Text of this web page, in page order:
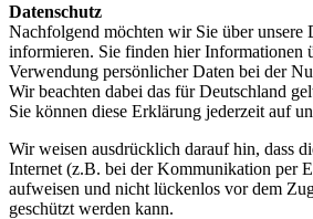
Datenschutz
Nachfolgend möchten wir Sie über unsere
informieren. Sie finden hier Informationen
Verwendung persönlicher Daten bei der
Wir beachten dabei das für Deutschland
Sie können diese Erklärung jederzeit auf
Wir weisen ausdrücklich darauf hin, dass
Internet (z.B. bei der Kommunikation per
aufweisen und nicht lückenlos vor dem
geschützt werden kann.